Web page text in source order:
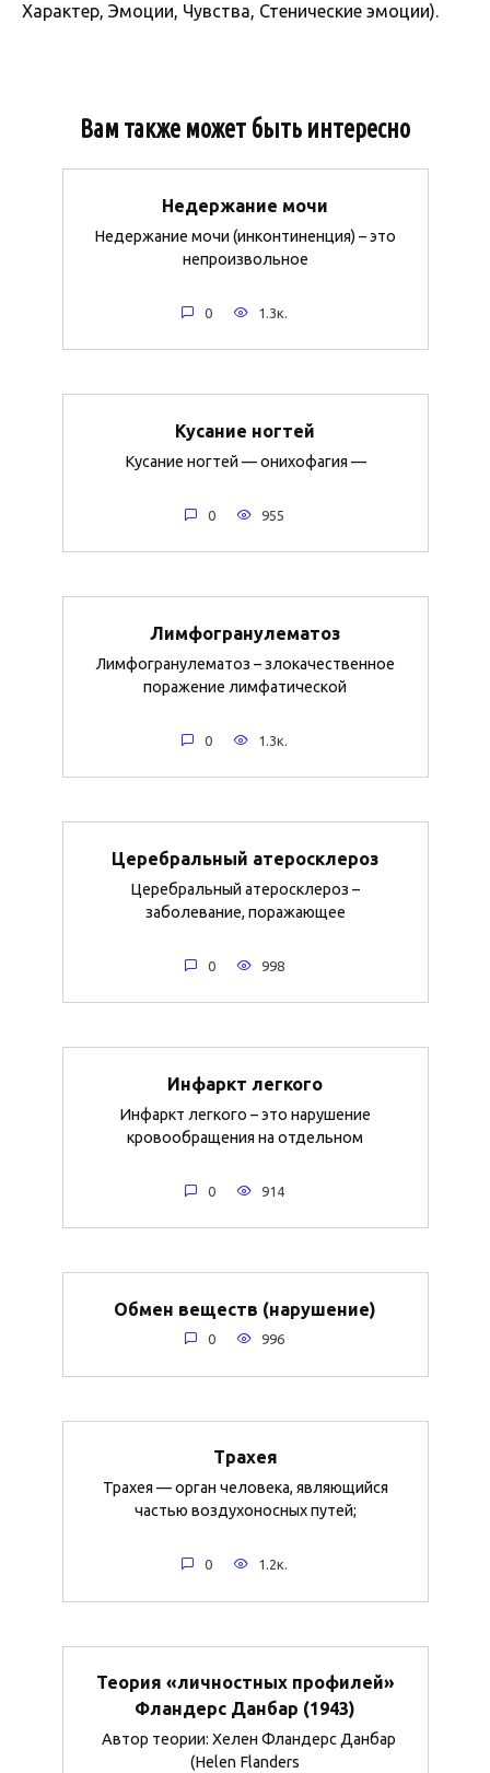
Характер, Эмоции, Чувства, Стенические эмоции).
Вам также может быть интересно
Недержание мочи
Недержание мочи (инконтиненция) – это
непроизвольное
0 1.3к.
Кусание ногтей
Кусание ногтей — онихофагия —
0 955
Лимфогранулематоз
Лимфогранулематоз – злокачественное
поражение лимфатической
0 1.3к.
Церебральный атеросклероз
Церебральный атеросклероз –
заболевание, поражающее
0 998
Инфаркт легкого
Инфаркт легкого – это нарушение
кровообращения на отдельном
0 914
Обмен веществ (нарушение)
0 996
Трахея
Трахея — орган человека, являющийся
частью воздухоносных путей;
0 1.2к.
Теория «личностных профилей»
Фландерс Данбар (1943)
Автор теории: Хелен Фландерс Данбар
(Helen Flanders